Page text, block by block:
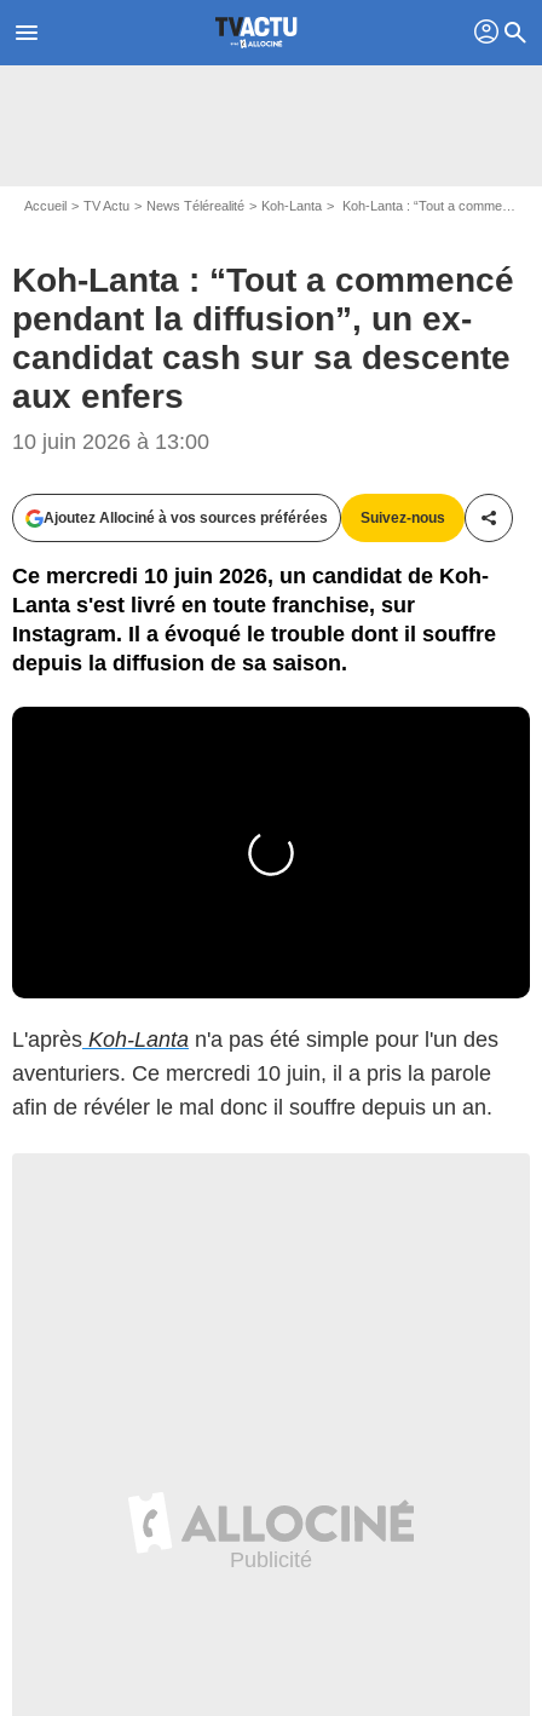
menu profil search
Accueil TV Actu News Télérealité Koh-Lanta Koh-Lanta : “Tout a commencé pendant la diffusion”, un ex-candidat cash sur sa descente aux enfers
Koh-Lanta : “Tout a commencé
pendant la diffusion”, un ex-
candidat cash sur sa descente
aux enfers
10 juin 2026 à 13:00
Ajoutez Allociné à vos sources préférées Suivez-nous
Ce mercredi 10 juin 2026, un candidat de Koh-
Lanta s'est livré en toute franchise, sur
Instagram. Il a évoqué le trouble dont il souffre
depuis la diffusion de sa saison.
L'après Koh-Lanta n'a pas été simple pour l'un des
aventuriers. Ce mercredi 10 juin, il a pris la parole
afin de révéler le mal donc il souffre depuis un an.